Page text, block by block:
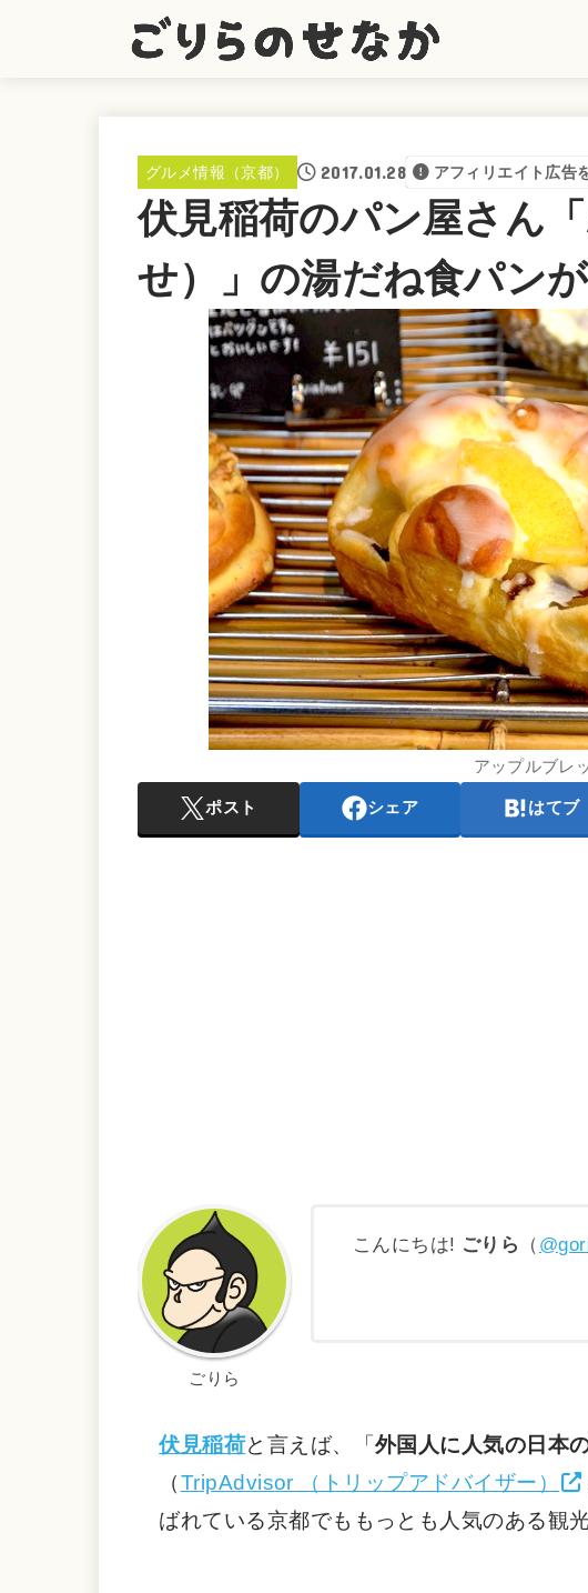
グルメ情報（京都） 2017.01.28 アフィリエイト広告
伏見稲荷のパン屋さん
せ）」の湯だね食パン
アップルブレ
ポスト シェア はてブ
ごりら
こんにちは! ごりら （
伏見稲荷と言えば、「外国人に人気の日本
（TripAdvisor （トリップアドバイザー）
ばれている京都でももっとも人気のある観